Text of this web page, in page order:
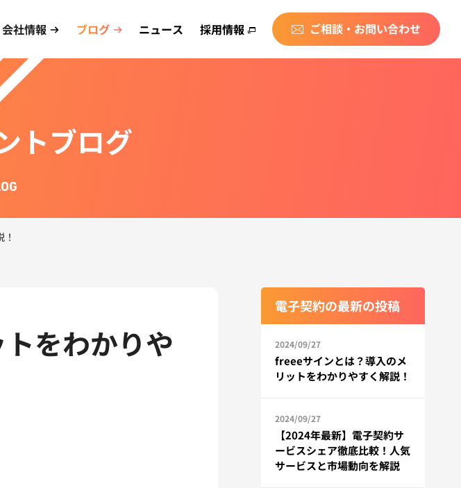
会社情報 ブログ ニュース 採用情報 ご相談・お問い合わせ
トブログ
をわかりや
電子契約の最新の投稿
2024/09/27
freeeサインとは？導入のメ
リットをわかりやすく解説！
2024/09/27
【2024年最新】電子契約サ
ービスシェア徹底比較！人気
サービスと市場動向を解説